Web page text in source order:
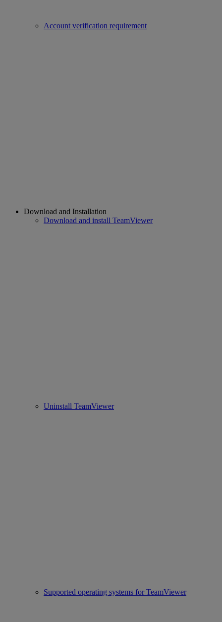
Account verification requirement
Download and Installation
Download and install TeamViewer
Uninstall TeamViewer
Supported operating systems for TeamViewer